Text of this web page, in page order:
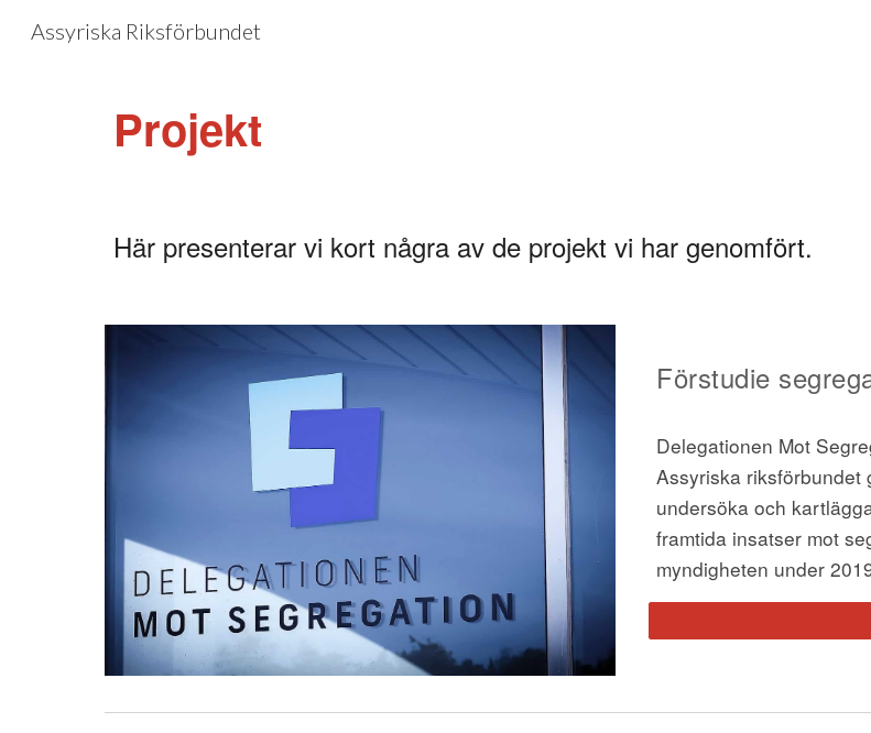
Assyriska Riksförbundet
Projekt
Här presenterar vi kort några av de projekt vi har genomfört.
Förstudie
Delegationen Mot
Assyriska riksförbundet
undersöka och
framtida insatser mot
myndigheten under